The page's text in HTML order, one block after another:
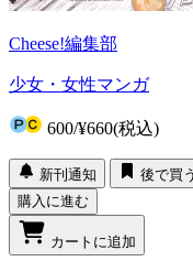
Cheese!編集部
少女・女性マンガ
600/¥660(税込)
新刊通知
後で買う
購入に進む
カートに追加